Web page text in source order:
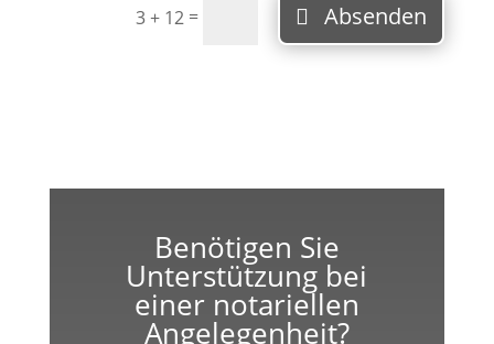
3 + 12 = Absenden
Benötigen Sie
Unterstützung bei
einer notariellen
Angelegenheit?